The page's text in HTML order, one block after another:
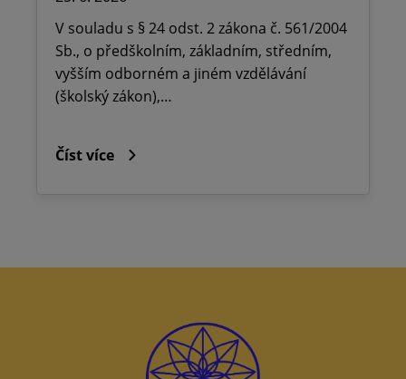
V souladu s § 24 odst. 2 zákona č. 561/2004
Sb., o předškolním, základním, středním,
vyšším odborném a jiném vzdělávání
(školský zákon),…
Číst více